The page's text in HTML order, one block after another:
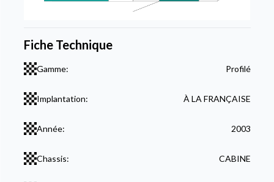
Fiche Technique
Gamme: Profilé
Implantation: À LA FRANÇAISE
Année: 2003
Chassis: CABINE